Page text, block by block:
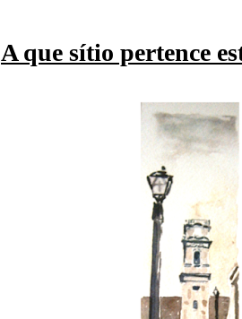
A que sítio pertence